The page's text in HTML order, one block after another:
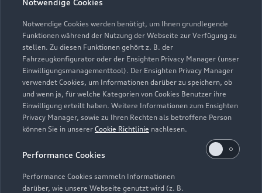
Notwendige Cookies
Notwendige Cookies werden benötigt, um Ihnen grundlegende
Funktionen während der Nutzung der Webseite zur Verfügung zu
stellen. Zu diesen Funktionen gehört z. B. der
Fahrzeugkonfigurator oder der Ensighten Privacy Manager (unser
Einwilligungsmanagementtool). Der Ensighten Privacy Manager
verwendet Cookies, um Informationen darüber zu speichern, ob
und wenn ja, für welche Kategorien von Cookies Benutzer ihre
Einwilligung erteilt haben. Weitere Informationen zum Ensighten
Privacy Manager, sowie zu Ihren Rechten als betroffene Person
können Sie in unserer Cookie Richtlinie nachlesen.
Performance Cookies
Performance Cookies sammeln Informationen
darüber, wie unsere Webseite genutzt wird (z. B.
Lederpflege-Set
Praktisches Set zur intensiven Reinigung und
Pflege von Leder und Kunstleder.
Zur Audi Shopping World